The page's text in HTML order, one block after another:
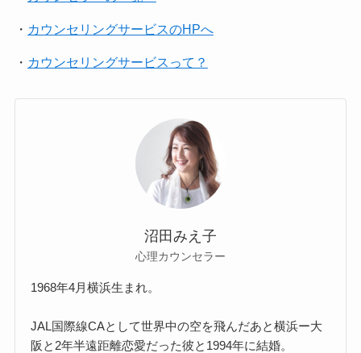
・ カウンセリングサービスのHPへ
・ カウンセリングサービスって？
沼田みえ子
心理カウンセラー
1968年4月横浜生まれ。
JAL国際線CAとして世界中の空を飛んだあと横浜ー大
阪と2年半遠距離恋愛だった彼と1994年に結婚。